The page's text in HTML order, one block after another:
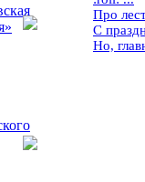
Про
С
Но,